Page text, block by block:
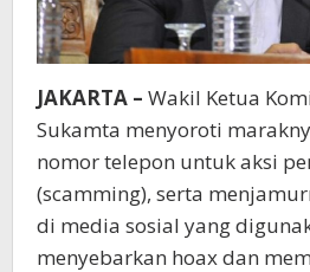
JAKARTA – Wakil Ketua
Sukamta menyoroti
nomor telepon untuk aksi
(scamming), serta
di media sosial yang
menyebarkan hoax dan